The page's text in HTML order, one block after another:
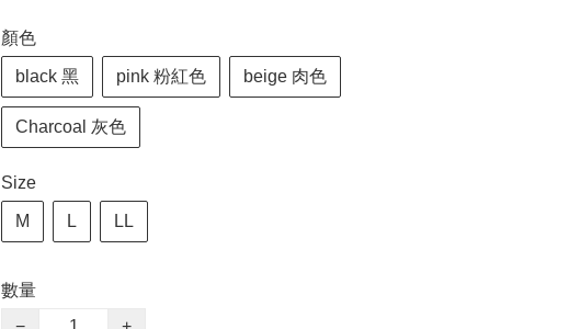
顏色
black 黑 pink 粉紅色 beige 肉色
Charcoal 灰色
Size
M L LL
數量